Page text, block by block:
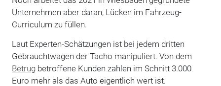
Unternehmen aber daran, Lücken im Fahrzeug-
Curriculum zu füllen.
Laut Experten-Schätzungen ist bei jedem dritten
Gebrauchtwagen der Tacho manipuliert. Von dem
Betrugbetroffene Kunden zahlen im Schnitt 3.000
Euro mehr als das Auto eigentlich wert ist.